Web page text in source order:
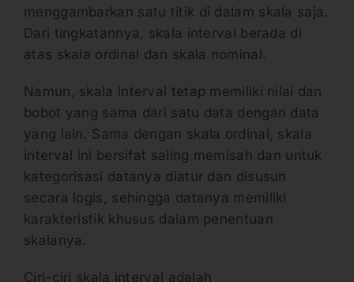
menggambarkan satu titik di dalam skala saja.
Dari tingkatannya, skala interval berada di
atas skala ordinal dan skala nominal.
Namun, skala interval tetap memiliki nilai dan
bobot yang sama dari satu data dengan data
yang lain. Sama dengan skala ordinal, skala
interval ini bersifat saling memisah dan untuk
kategorisasi datanya diatur dan disusun
secara logis, sehingga datanya memiliki
karakteristik khusus dalam penentuan
skalanya.
Ciri-ciri skala interval adalah